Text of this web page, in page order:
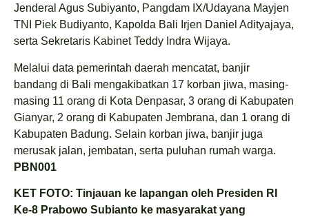
Jenderal Agus Subiyanto, Pangdam IX/Udayana Mayjen
TNI Piek Budiyanto, Kapolda Bali Irjen Daniel Adityajaya,
serta Sekretaris Kabinet Teddy Indra Wijaya.
Melalui data pemerintah daerah mencatat, banjir
bandang di Bali mengakibatkan 17 korban jiwa, masing-
masing 11 orang di Kota Denpasar, 3 orang di Kabupaten
Gianyar, 2 orang di Kabupaten Jembrana, dan 1 orang di
Kabupaten Badung. Selain korban jiwa, banjir juga
merusak jalan, jembatan, serta puluhan rumah warga.
PBN001
KET FOTO: Tinjauan ke lapangan oleh Presiden RI
Ke-8 Prabowo Subianto ke masyarakat yang